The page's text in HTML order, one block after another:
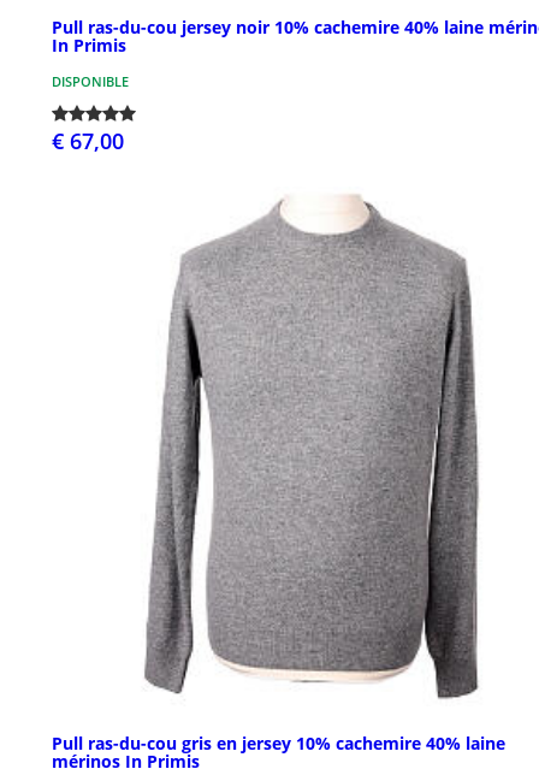
Pull ras-du-cou jersey noir 10% cachemire 40% laine
In Primis
DISPONIBLE
€ 67,00
Pull ras-du-cou gris en jersey 10% cachemire 40% laine
mérinos In Primis